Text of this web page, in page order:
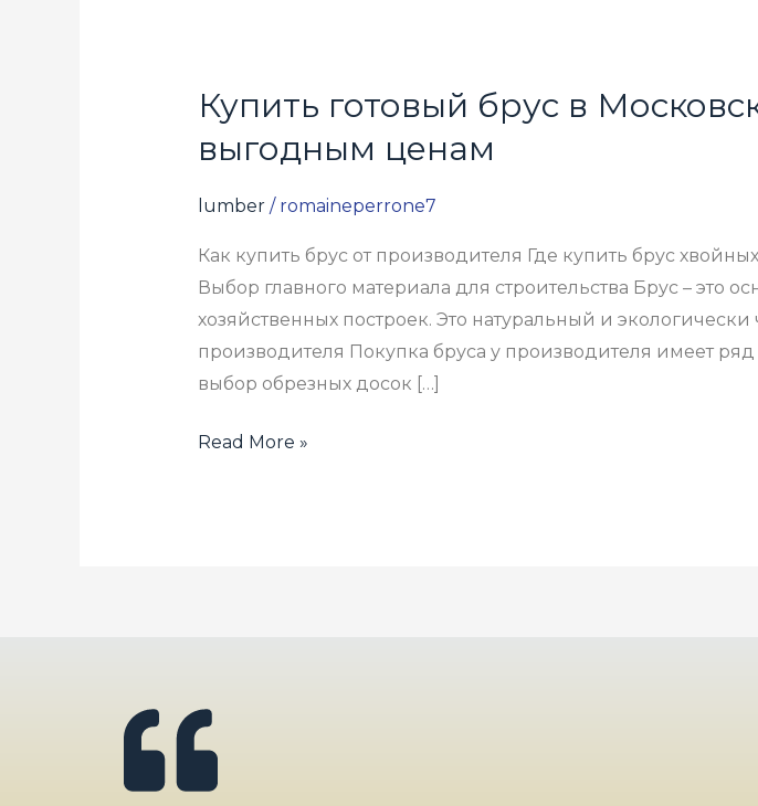
Купить готовый брус в
выгодным ценам
lumber/ romaineperrone7
Как купить брус от производителя Где купить брус
Выбор главного материала для строительства Брус – это
хозяйственных построек. Это натуральный и
производителя Покупка бруса у производителя имеет
выбор обрезных досок […]
Купить
готовый
брус
в
области
—
выбор
по
выгодным
Read More »